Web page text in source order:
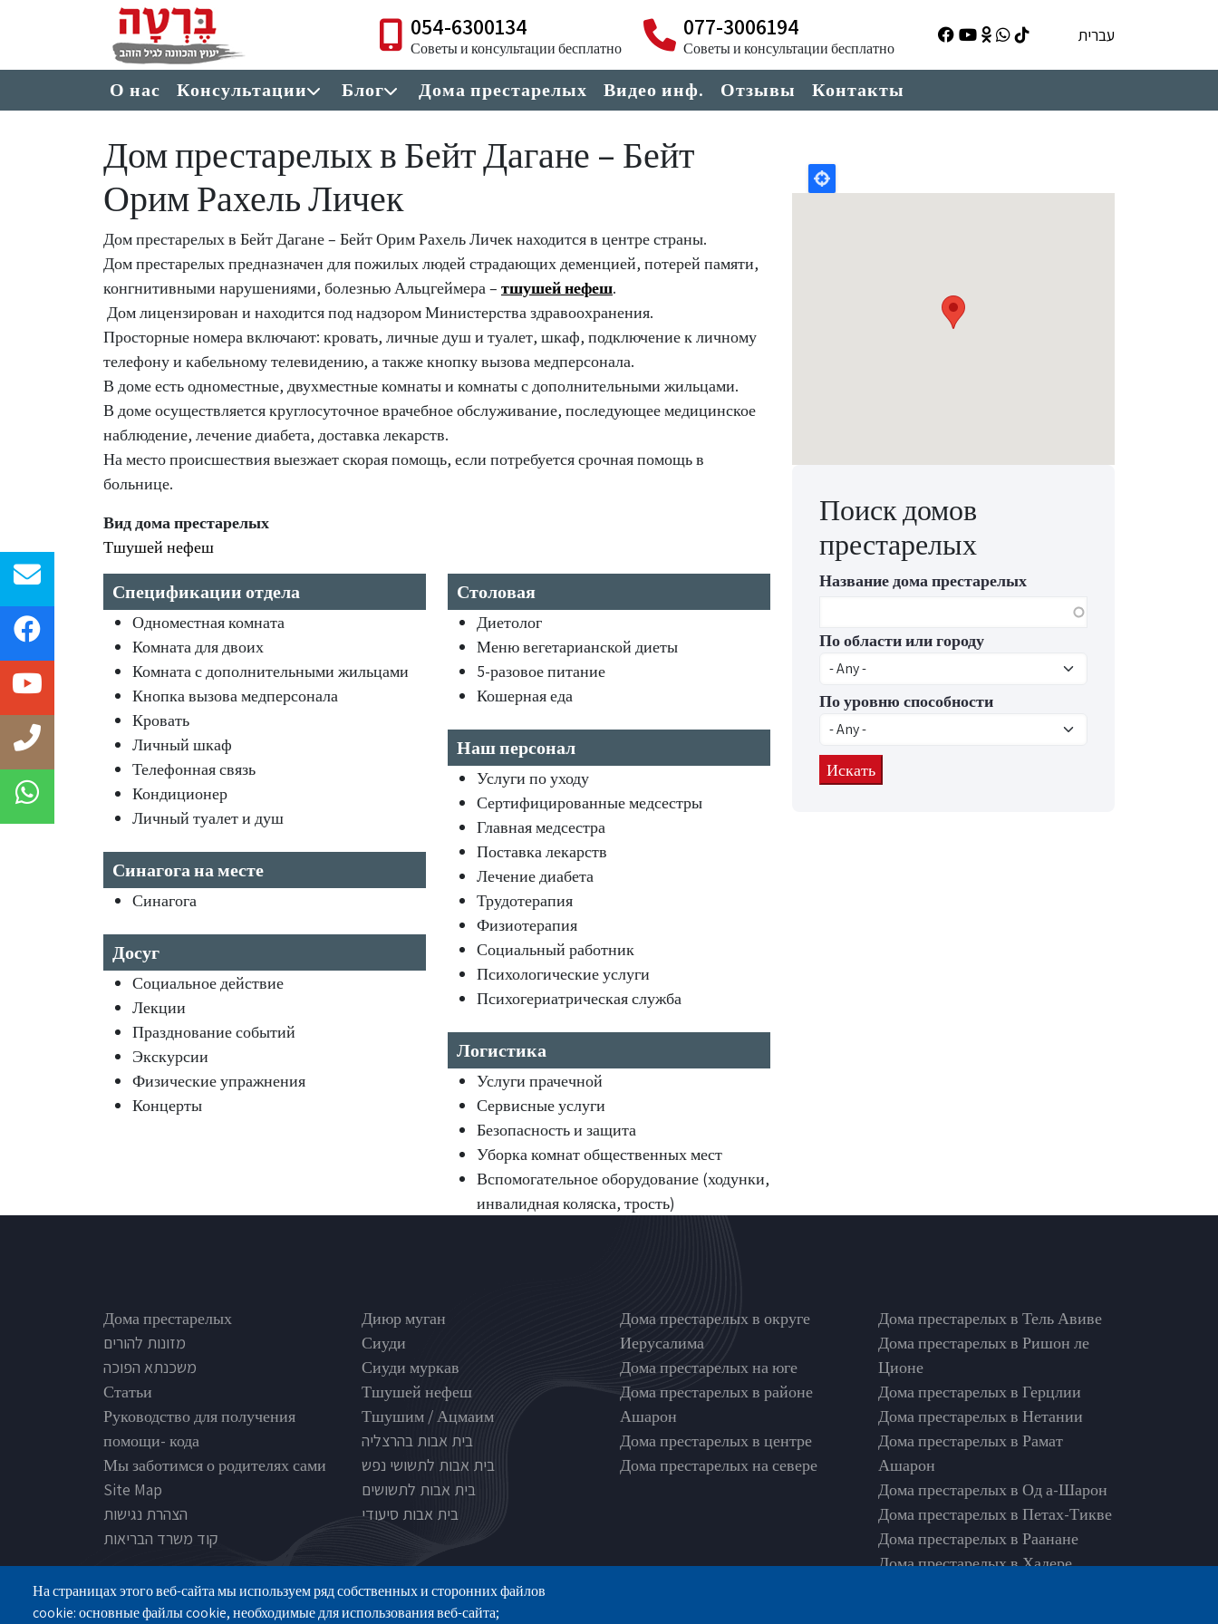
Перейти к основному содержанию 054-6300134
Советы и консультации бесплатно
077-3006194
Советы и консультации бесплатно
עברית
תפריט ראשי
О нас Консультации Блог Дома престарелых Видео инф. Отзывы Контакты
Дом престарелых в Бейт Дагане – Бейт
Орим Рахель Личек
Дом престарелых в Бейт Дагане – Бейт Орим Рахель Личек находится в центре страны.
Дом престарелых предназначен для пожилых людей страдающих деменцией, потерей памяти,
конгнитивными нарушениями, болезнью Альцгеймера – тшушей нефеш.
Дом лицензирован и находится под надзором Министерства здравоохранения.
Просторные номера включают: кровать, личные душ и туалет, шкаф, подключение к личному
телефону и кабельному телевидению, а также кнопку вызова медперсонала.
В доме есть одноместные, двухместные комнаты и комнаты с дополнительными жильцами.
В доме осуществляется круглосуточное врачебное обслуживание, последующее медицинское
наблюдение, лечение диабета, доставка лекарств.
На место происшествия выезжает скорая помощь, если потребуется срочная помощь в
больнице.
Вид дома престарелых
Тшушей нефеш
Спецификации отдела
Одноместная комната
Комната для двоих
Комната с дополнительными жильцами
Кнопка вызова медперсонала
Кровать
Личный шкаф
Телефонная связь
Кондиционер
Личный туалет и душ
Столовая
Диетолог
Меню вегетарианской диеты
5-разовое питание
Кошерная еда
Наш персонал
Услуги по уходу
Сертифицированные медсестры
Главная медсестра
Поставка лекарств
Лечение диабета
Трудотерапия
Физиотерапия
Социальный работник
Психологические услуги
Психогериатрическая служба
Синагога на месте
Синагога
Досуг
Социальное действие
Лекции
Празднование событий
Экскурсии
Физические упражнения
Концерты
Логистика
Услуги прачечной
Сервисные услуги
Безопасность и защита
Уборка комнат общественных мест
Вспомогательное оборудование (ходунки,
инвалидная коляска, трость)
Поиск домов
престарелых
Название дома престарелых
По области или городу
По уровню способности
Footer
Дома престарелых
מזונות להורים
משכנתא הפוכה
Статьи
Руководство для получения
помощи- кода
Мы заботимся о родителях сами
Site Map
הצהרת נגישות
קוד משרד הבריאות
Nursinghouse type
Диюр муган
Сиуди
Сиуди муркав
Тшушей нефеш
Тшушим / Ацмаим
בית אבות בהרצליה
בית אבות לתשושי נפש
בית אבות לתשושים
בית אבות סיעודי
בתי אבות לפי אזורים
Дома престарелых в округе
Иерусалима
Дома престарелых на юге
Дома престарелых в районе
Ашарон
Дома престарелых в центре
Дома престарелых на севере
Дома престарелых в Тель Авиве
Дома престарелых в Ришон ле
Ционе
Дома престарелых в Герцлии
Дома престарелых в Нетании
Дома престарелых в Рамат
Ашарон
Дома престарелых в Од а-Шарон
Дома престарелых в Петах-Тикве
Дома престарелых в Раанане
Дома престарелых в Хадере
На страницах этого веб-сайта мы используем ряд собственных и сторонних файлов
cookie: основные файлы cookie, необходимые для использования веб-сайта;